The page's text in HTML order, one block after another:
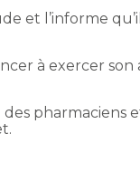
et l’informe
à exercer son
pharmaciens